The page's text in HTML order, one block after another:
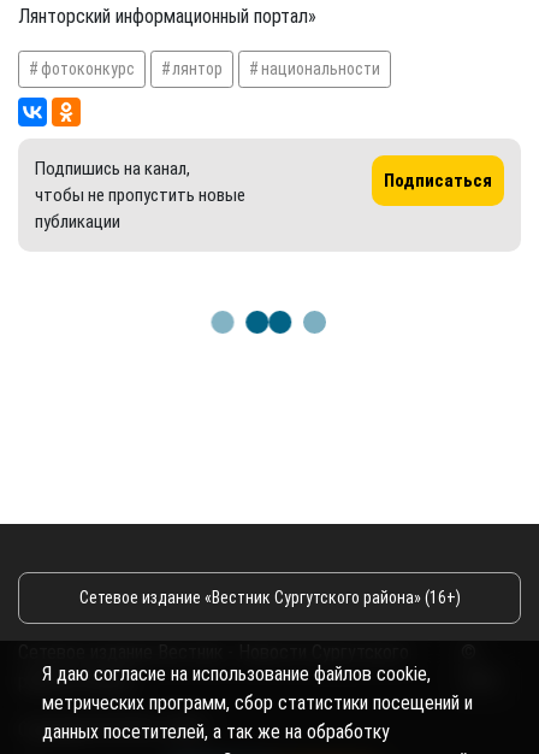
Лянторский информационный портал»
фотоконкурс лянтор национальности
Подпишись на канал,
чтобы не пропустить новые
публикации
Подписаться
Сетевое издание «Вестник Сургутского района» (16+)
района и Югры
Copyright © 2018- 2026
Я даю согласие на использование файлов cookie,
метрических программ, сбор статистики посещений и
данных посетителей, а так же на обработку